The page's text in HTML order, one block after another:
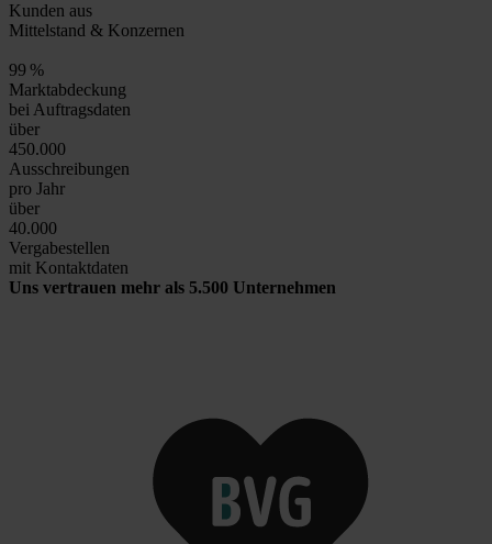
Kunden aus
Mittelstand & Konzernen
99 %
Marktabdeckung
bei Auftragsdaten
über
450.000
Ausschreibungen
pro Jahr
über
40.000
Vergabestellen
mit Kontaktdaten
Uns vertrauen mehr als 5.500 Unternehmen